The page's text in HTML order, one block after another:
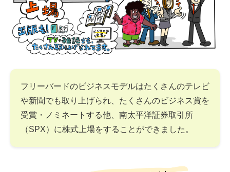
フリーバードのビジネスモデルはたくさんのテレビ
や新聞でも取り上げられ、たくさんのビジネス賞を
受賞・ノミネートする他、南太平洋証券取引所
（SPX）に株式上場をすることができました。